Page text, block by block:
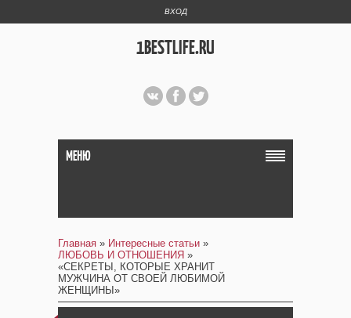
ВХОД
1BESTLIFE.RU
МЕНЮ
Главная » Интересные статьи »
ЛЮБОВЬ И ОТНОШЕНИЯ »
«СЕКРЕТЫ, КОТОРЫЕ ХРАНИТ
МУЖЧИНА ОТ СВОЕЙ ЛЮБИМОЙ
ЖЕНЩИНЫ»